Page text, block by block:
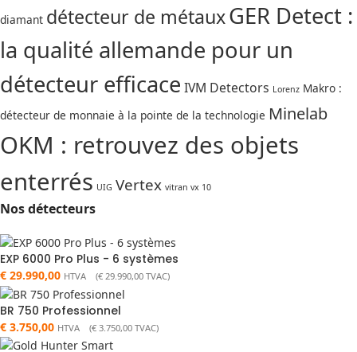
diamant détecteur de métauxGER Detect :
la qualité allemande pour un
détecteur efficace IVM Detectors Lorenz Makro :
détecteur de monnaie à la pointe de la technologie Minelab
OKM : retrouvez des objets
enterrés UIG Vertex vitran vx 10
Nos détecteurs
EXP 6000 Pro Plus - 6 systèmes
€ 29.990,00 HTVA (€ 29.990,00 TVAC)
BR 750 Professionnel
€ 3.750,00 HTVA (€ 3.750,00 TVAC)